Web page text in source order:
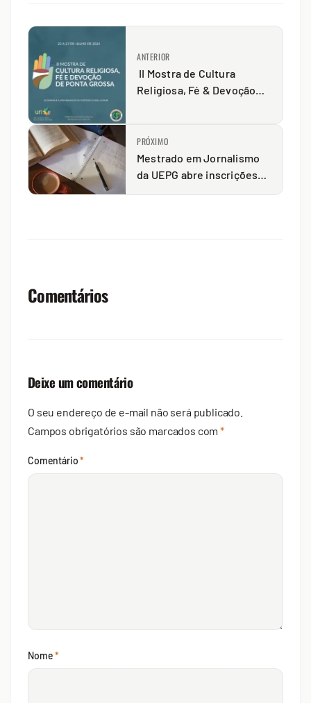
ANTERIOR
II Mostra de Cultura
Religiosa, Fé & Devoção
PRÓXIMO
Mestrado em Jornalismo
da UEPG abre inscrições
Comentários
Deixe um comentário
O seu endereço de e-mail não será publicado.
Campos obrigatórios são marcados com*
Comentário*
Nome*